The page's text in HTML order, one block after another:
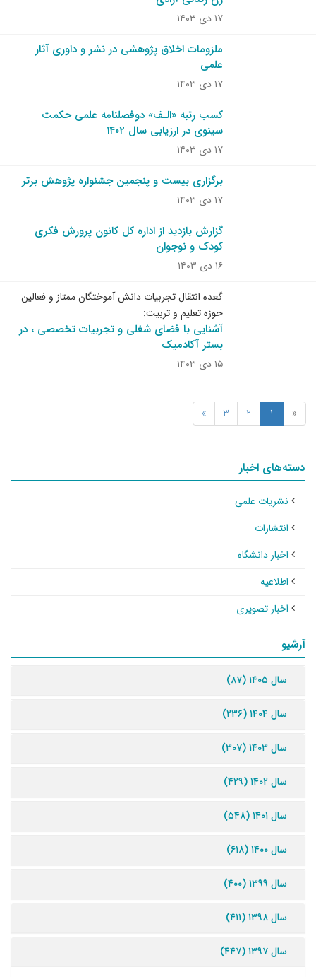
۱۷ دی ۱۴۰۳
ملزومات اخلاق پژوهشی در نشر و داوری آثار
علمی
۱۷ دی ۱۴۰۳
کسب رتبه «الـف» دوفصلنامه علمی حکمت
سینوی در ارزیابی سال ۱۴۰۲
۱۷ دی ۱۴۰۳
برگزاری بیست و پنجمین جشنواره پژوهش برتر
۱۷ دی ۱۴۰۳
گزارش بازدید از اداره کل کانون پرورش فکری
کودک و نوجوان
۱۶ دی ۱۴۰۳
گعده انتقال تجربیات دانش آموختگان ممتاز و فعالین
حوزه تعلیم و تربیت:
آشنایی با فضای شغلی و تجربیات تخصصی ، در
بستر آکادمیک
۱۵ دی ۱۴۰۳
«
1
2
3
»
دسته‌های اخبار
نشریات علمی
انتشارات
اخبار دانشگاه
اطلاعیه
اخبار تصویری
آرشیو
سال ۱۴۰۵ (۸۷)
سال ۱۴۰۴ (۲۳۶)
سال ۱۴۰۳ (۳۰۷)
سال ۱۴۰۲ (۴۲۹)
سال ۱۴۰۱ (۵۴۸)
سال ۱۴۰۰ (۶۱۸)
سال ۱۳۹۹ (۴۰۰)
سال ۱۳۹۸ (۴۱۱)
سال ۱۳۹۷ (۴۴۷)